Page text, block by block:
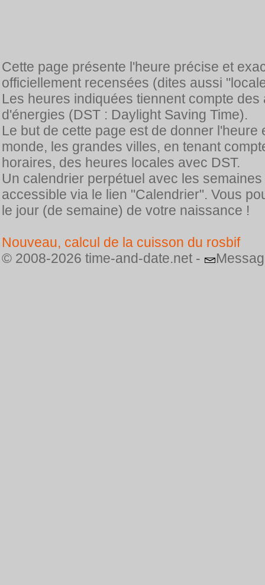
Cette page présente l'heure précise et
officiellement recensées (dites aussi
Les heures indiquées tiennent compte
d'énergies (DST : Daylight Saving Time).
Le but de cette page est de donner
monde, les grandes villes, en tenant
horaires, des heures locales avec DST.
Un calendrier perpétuel avec les
accessible via le lien "Calendrier". Vous
le jour (de semaine) de votre naissance !
Nouveau, calcul de la cuisson du rosbif
© 2008-2026 time-and-date.net -